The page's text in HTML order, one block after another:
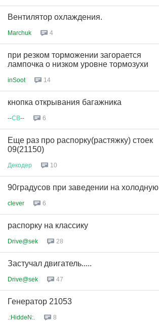
Вентилятор охлаждения.
Marchuk 4
при резком торможении загорается
лампочка о низком уровне тормозухи
inSoot 14
кнопка открывания багажника
--СВ-- 6
Еще раз про распорку(растяжку) стоек
09(21150)
Декодер 10
90градусов при заведении на холодную
clever 6
распорку на классику
Drive@sek 28
Застучал двигатель.....
Drive@sek 47
Генератор 21053
.:HiddeN:. 8